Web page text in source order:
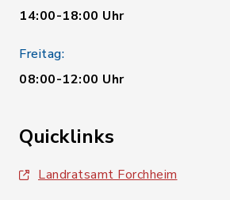
14:00-18:00 Uhr
Freitag:
08:00-12:00 Uhr
Quicklinks
Landratsamt Forchheim